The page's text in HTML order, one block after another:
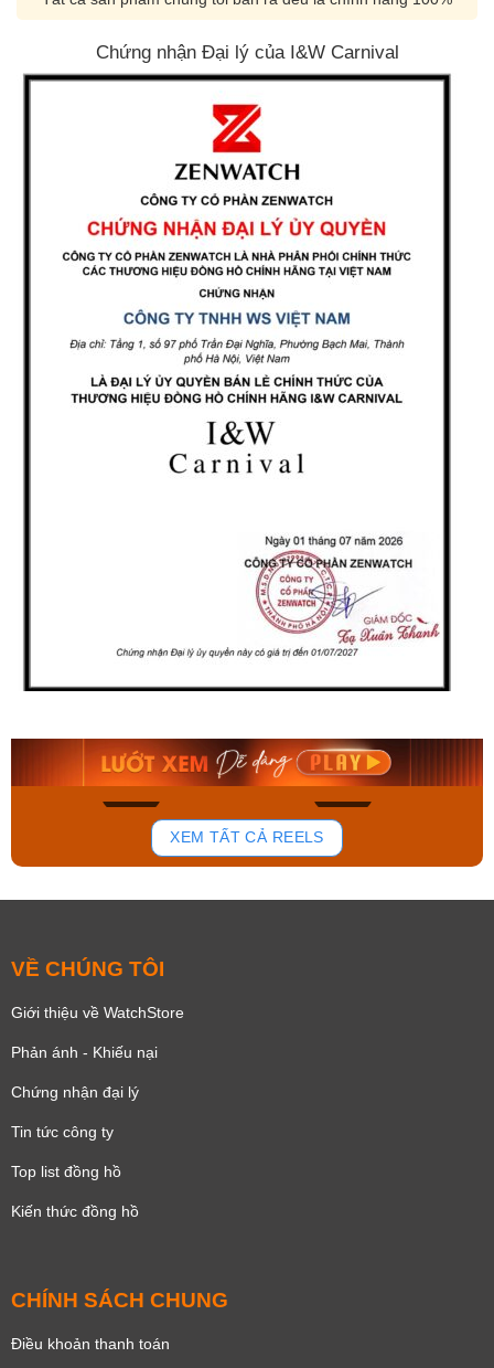
Chứng nhận Đại lý của I&W Carnival
154
Orient Nam RA-
Mua ngay
Casio Nam MTS-
Mua ngay
XEM TẤT CẢ REELS
VỀ CHÚNG TÔI
Giới thiệu về WatchStore
Phản ánh - Khiếu nại
Chứng nhận đại lý
Tin tức công ty
Top list đồng hồ
Kiến thức đồng hồ
CHÍNH SÁCH CHUNG
Điều khoản thanh toán